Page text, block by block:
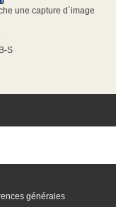
une capture d´image
S
générales